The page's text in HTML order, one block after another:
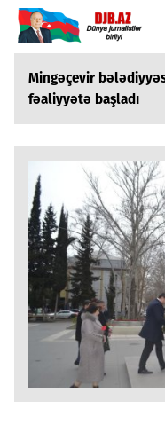
Mingəçevir
fəaliyyətə başladı